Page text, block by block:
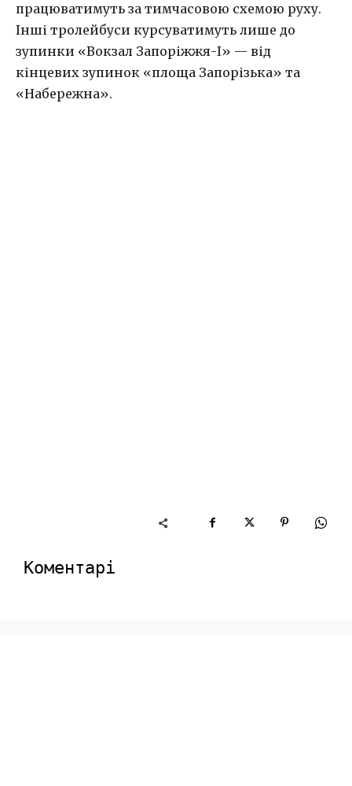
працюватимуть за тимчасовою схемою руху.
Інші тролейбуси курсуватимуть лише до
зупинки «Вокзал Запоріжжя-І» — від
кінцевих зупинок «площа Запорізька» та
«Набережна».
Коментарі